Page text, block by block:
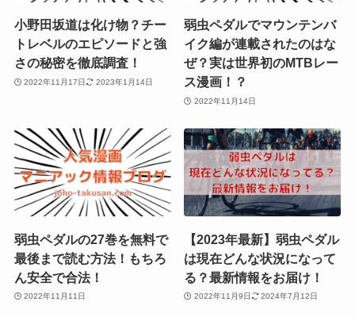
小野田坂道は化け物？チー
トレベルのエピソードと強
さの秘密を徹底調査！
2022年11月17日 2023年1月14日
弱虫ペダルでマウンテンバ
イク編が連載されたのはな
ぜ？実は世界初のMTBレー
ス漫画！？
2022年11月14日
弱虫ペダルの27巻を無料で
最後まで読む方法！もちろ
ん安全で合法！
2022年11月11日
【2023年最新】弱虫ペダル
は現在どんな状況になって
る？最新情報をお届け！
2022年11月9日 2024年7月12日